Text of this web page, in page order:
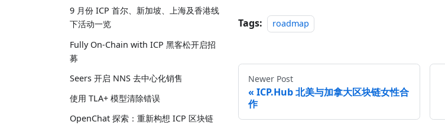
9 月份 ICP 首尔、新加坡、上海及香港线
下活动一览
Fully On-Chain with ICP 黑客松开启招
募
Seers 开启 NNS 去中心化销售
使用 TLA+ 模型清除错误
OpenChat 探索：重新构想 ICP 区块链
Tags: roadmap
Newer Post
ICP.Hub 北美与加拿大区块链女性合
作